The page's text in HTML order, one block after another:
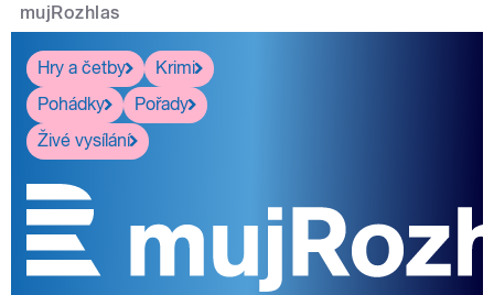
mujRozhlas
Hry a četby
Krimi
Pohádky
Pořady
Živé vysílání